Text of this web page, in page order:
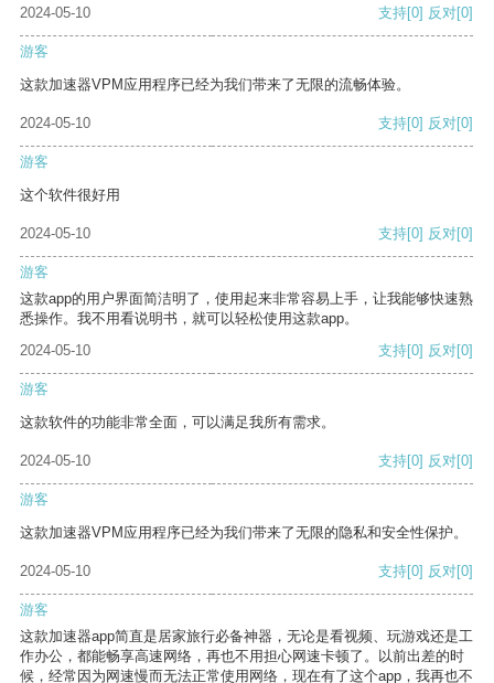
2024-05-10
支持[0] 反对[0]
游客
这款加速器VPM应用程序已经为我们带来了无限的流畅体验。
2024-05-10 支持[0] 反对[0]
游客
这个软件很好用
2024-05-10 支持[0] 反对[0]
游客
这款app的用户界面简洁明了，使用起来非常容易上手，让我能够快速熟
悉操作。我不用看说明书，就可以轻松使用这款app。
2024-05-10
支持[0] 反对[0]
游客
这款软件的功能非常全面，可以满足我所有需求。
2024-05-10 支持[0] 反对[0]
游客
这款加速器VPM应用程序已经为我们带来了无限的隐私和安全性保护。
2024-05-10 支持[0] 反对[0]
游客
这款加速器app简直是居家旅行必备神器，无论是看视频、玩游戏还是工
作办公，都能畅享高速网络，再也不用担心网速卡顿了。以前出差的时
候，经常因为网速慢而无法正常使用网络，现在有了这个app，我再也不